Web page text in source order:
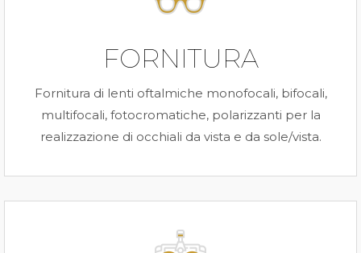
FORNITURA
Fornitura di lenti oftalmiche monofocali, bifocali,
multifocali, fotocromatiche, polarizzanti per la
realizzazione di occhiali da vista e da sole/vista.